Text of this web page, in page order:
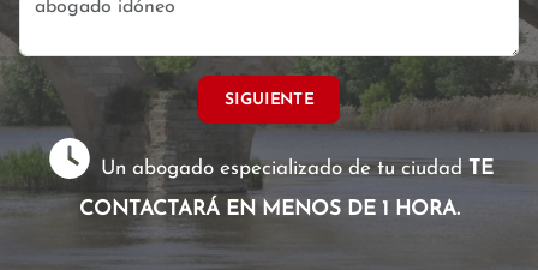
SIGUIENTE
Un abogado especializado de tu ciudadTE
CONTACTARÁ EN MENOS DE 1 HORA.